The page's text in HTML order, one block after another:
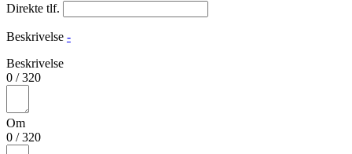
Direkte tlf.
Beskrivelse -
Beskrivelse
0 /320
Om
0 /320